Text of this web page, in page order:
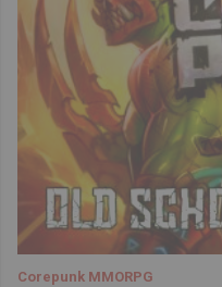
Corepunk MMORPG